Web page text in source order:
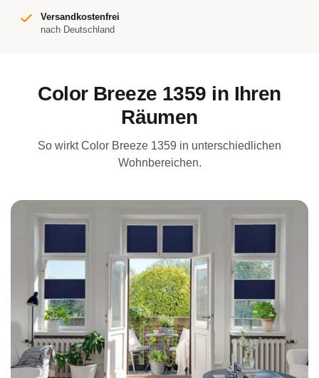
Versandkostenfrei
nach Deutschland
Color Breeze 1359 in Ihren
Räumen
So wirkt Color Breeze 1359 in unterschiedlichen
Wohnbereichen.